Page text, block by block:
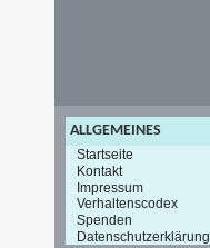
ALLGEMEINES
Startseite
Kontakt
Impressum
Verhaltenscodex
Spenden
Datenschutzerklärung